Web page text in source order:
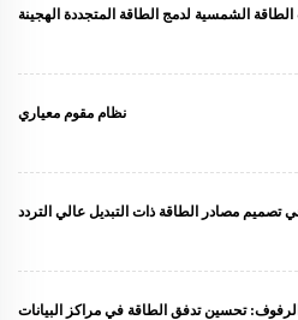
الطاقة الشمسية لدمج الطاقة المتجددة الهجينة
نظام مقوم معياري
تصميم مصادر الطاقة ذات التبديل عالي التردد
تحسين تدفق الطاقة في مراكز البيانات